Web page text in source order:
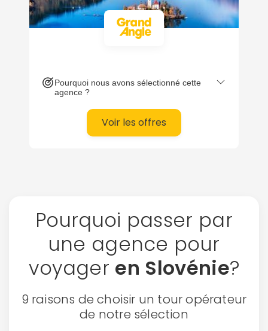
Pourquoi nous avons sélectionné cette
agence ?
Voir les offres
Pourquoi passer par
une agence pour
voyager en Slovénie?
9 raisons de choisir un tour opérateur
de notre sélection